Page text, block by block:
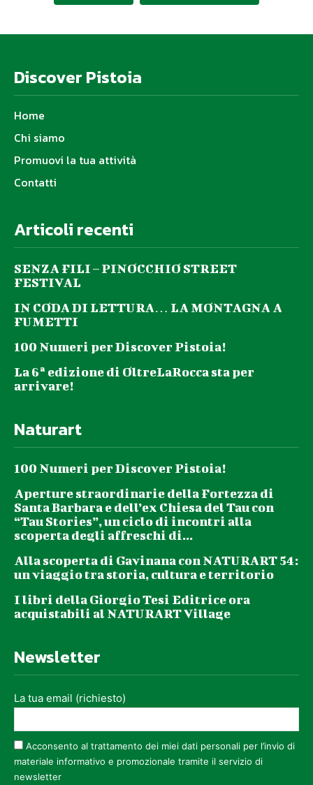
Discover Pistoia
Home
Chi siamo
Promuovi la tua attività
Contatti
Articoli recenti
SENZA FILI – PINOCCHIO STREET
FESTIVAL
IN CODA DI LETTURA… LA MONTAGNA A
FUMETTI
100 Numeri per Discover Pistoia!
La 6ª edizione di OltreLaRocca sta per
arrivare!
Naturart
100 Numeri per Discover Pistoia!
Aperture straordinarie della Fortezza di
Santa Barbara e dell’ex Chiesa del Tau con
“Tau Stories”, un ciclo di incontri alla
scoperta degli affreschi di...
Alla scoperta di Gavinana con NATURART 54:
un viaggio tra storia, cultura e territorio
I libri della Giorgio Tesi Editrice ora
acquistabili al NATURART Village
Newsletter
La tua email (richiesto)
Acconsento al trattamento dei miei dati personali per l’invio di
materiale informativo e promozionale tramite il servizio di
newsletter